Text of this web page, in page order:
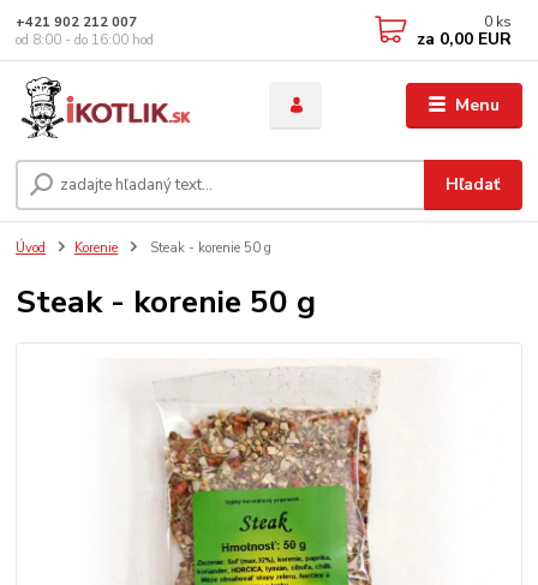
Menu
Hľadať
+421 902 212 007
od 8:00 - do 16:00 hod
0 ks
za 0,00 EUR
Úvod Korenie Steak - korenie 50 g
Steak - korenie 50 g